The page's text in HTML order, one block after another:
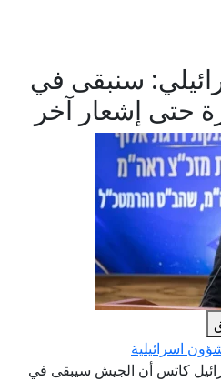
سنبقى في
حتى إشعار آخر
اسرائيلية
كاتس أن الجيش سيبقى في